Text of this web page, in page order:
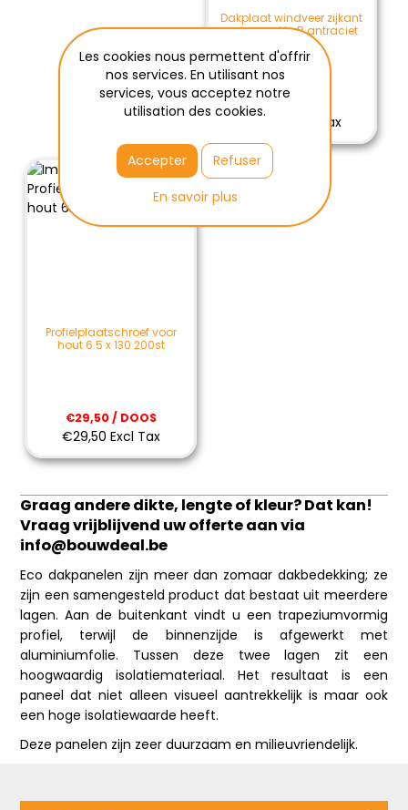
Dakplaat windveer zijkant
universeel L+R antraciet
€29,90 Excl Tax
Profielplaatschroef voor
hout 6.5 x 130 200st
€29,50 / DOOS
€29,50 Excl Tax
Graag andere dikte, lengte of kleur? Dat kan!
Vraag vrijblijvend uw offerte aan via
info@bouwdeal.be
Eco dakpanelen zijn meer dan zomaar dakbedekking; ze
zijn een samengesteld product dat bestaat uit meerdere
lagen. Aan de buitenkant vindt u een trapeziumvormig
profiel, terwijl de binnenzijde is afgewerkt met
aluminiumfolie. Tussen deze twee lagen zit een
hoogwaardig isolatiemateriaal. Het resultaat is een
paneel dat niet alleen visueel aantrekkelijk is maar ook
een hoge isolatiewaarde heeft.
Deze panelen zijn zeer duurzaam en milieuvriendelijk.
Les cookies nous permettent d'offrir
nos services. En utilisant nos
services, vous acceptez notre
utilisation des cookies.
Accepter
Refuser
En savoir plus